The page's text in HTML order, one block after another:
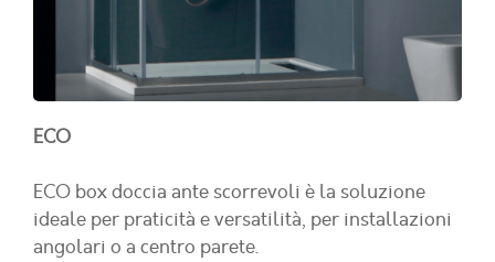
ECO
ECO box doccia ante scorrevoli è la soluzione
ideale per praticità e versatilità, per installazioni
angolari o a centro parete.